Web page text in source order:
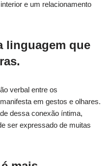
e um relacionamento
linguagem que
verbal entre os
em gestos e olhares.
dessa conexão íntima,
ser expressado de muitas